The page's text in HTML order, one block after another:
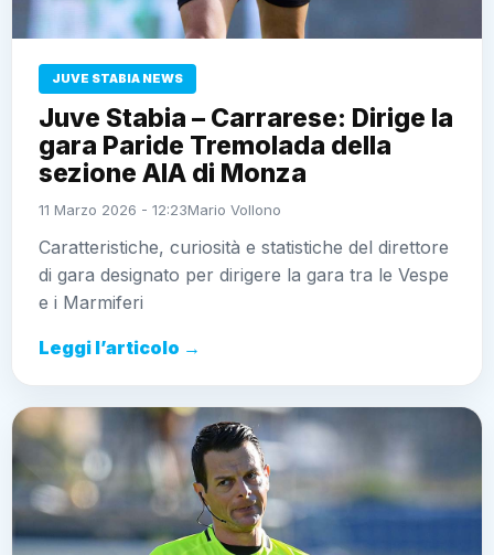
JUVE STABIA NEWS
Juve Stabia – Carrarese: Dirige la
gara Paride Tremolada della
sezione AIA di Monza
11 Marzo 2026 - 12:23Mario Vollono
Caratteristiche, curiosità e statistiche del direttore
di gara designato per dirigere la gara tra le Vespe
e i Marmiferi
Leggi l’articolo →